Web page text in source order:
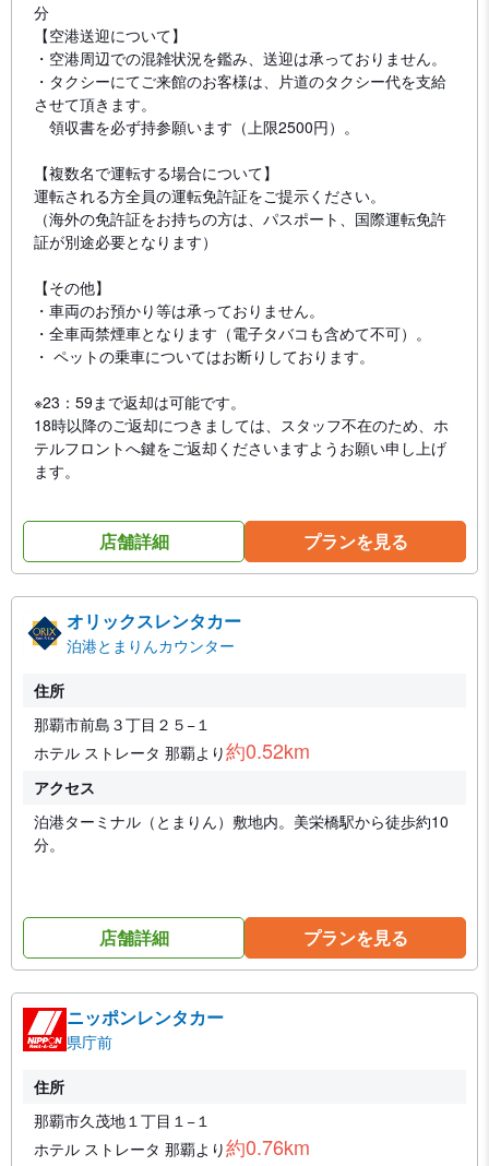
分
【空港送迎について】
・空港周辺での混雑状況を鑑み、送迎は承っておりません。
・タクシーにてご来館のお客様は、片道のタクシー代を支給
させて頂きます。
領収書を必ず持参願います（上限2500円）。
【複数名で運転する場合について】
運転される方全員の運転免許証をご提示ください。
（海外の免許証をお持ちの方は、パスポート、国際運転免許
証が別途必要となります）
【その他】
・車両のお預かり等は承っておりません。
・全車両禁煙車となります（電子タバコも含めて不可）。
・ ペットの乗車についてはお断りしております。
※23：59まで返却は可能です。
18時以降のご返却につきましては、スタッフ不在のため、ホ
テルフロントへ鍵をご返却くださいますようお願い申し上げ
ます。
店舗詳細 プランを見る
オリックスレンタカー
泊港とまりんカウンター
住所
那覇市前島３丁目２５−１
ホテル ストレータ 那覇より約0.52km
アクセス
泊港ターミナル（とまりん）敷地内。美栄橋駅から徒歩約10
分。
店舗詳細 プランを見る
ニッポンレンタカー
県庁前
住所
那覇市久茂地１丁目１−１
ホテル ストレータ 那覇より約0.76km